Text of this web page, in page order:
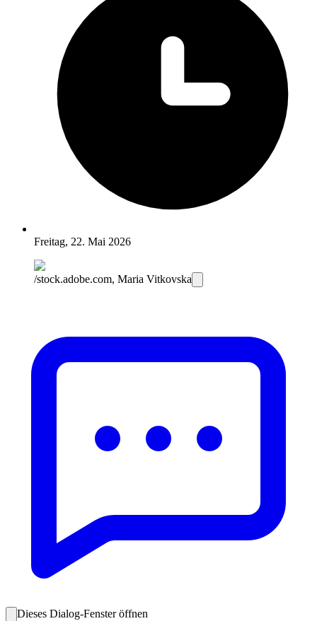
Freitag, 22. Mai 2026
/stock.adobe.com, Maria Vitkovska
Dieses Dialog-Fenster öffnen